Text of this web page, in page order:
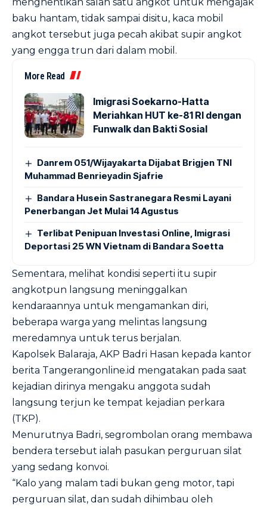
baku hantam, tidak sampai disitu, kaca mobil
angkot tersebut juga pecah akibat supir angkot
yang engga trun dari dalam mobil.
More Read
Imigrasi Soekarno-Hatta
Meriahkan HUT ke-81 RI dengan
Funwalk dan Bakti Sosial
Danrem 051/Wijayakarta Dijabat Brigjen TNI
Muhammad Benrieyadin Sjafrie
Bandara Husein Sastranegara Resmi Layani
Penerbangan Jet Mulai 14 Agustus
Terlibat Penipuan Investasi Online, Imigrasi
Deportasi 25 WN Vietnam di Bandara Soetta
Sementara, melihat kondisi seperti itu supir
angkotpun langsung meninggalkan
kendaraannya untuk mengamankan diri,
beberapa warga yang melintas langsung
meredamnya untuk terus berjalan.
Kapolsek Balaraja, AKP Badri Hasan kepada kantor
berita Tangerangonline.id mengatakan pada saat
kejadian dirinya mengaku anggota sudah
langsung terjun ke tempat kejadian perkara
(TKP).
Menurutnya Badri, segrombolan orang membawa
bendera tersebut ialah pasukan perguruan silat
yang sedang konvoi.
“Kalo yang malam tadi bukan geng motor, tapi
perguruan silat, dan sudah dihimbau oleh